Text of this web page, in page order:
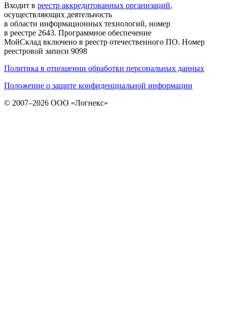
Входит в реестр аккредитованных организаций,
осуществляющих деятельность
в области информационных технологий, номер
в реестре 2643. Программное обеспечение
МойСклад включено в реестр отечественного ПО. Номер
реестровой записи 9098
Политика в отношении обработки персональных данных
Положение о защите конфиденциальной информации
© 2007–2026 ООО «Логнекс»